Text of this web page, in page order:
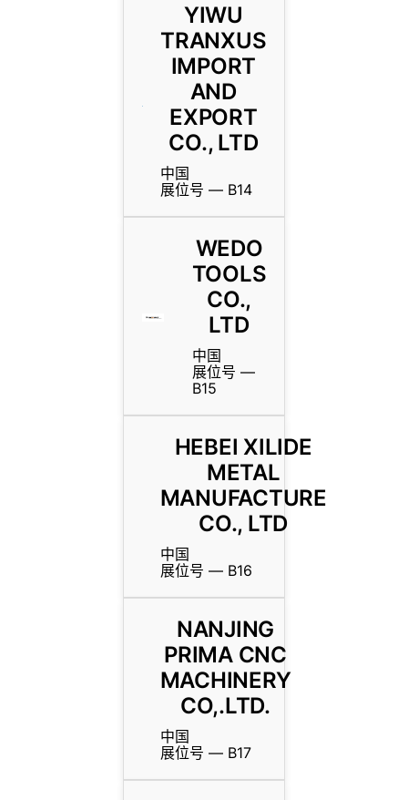
YIWU
TRANXUS
IMPORT
AND
EXPORT
CO., LTD
中国
展位号 — B14
WEDO
TOOLS
CO.,
LTD
中国
展位号 —
B15
HEBEI XILIDE
METAL
MANUFACTURE
CO., LTD
中国
展位号 — B16
NANJING
PRIMA CNC
MACHINERY
CO,.LTD.
中国
展位号 — B17